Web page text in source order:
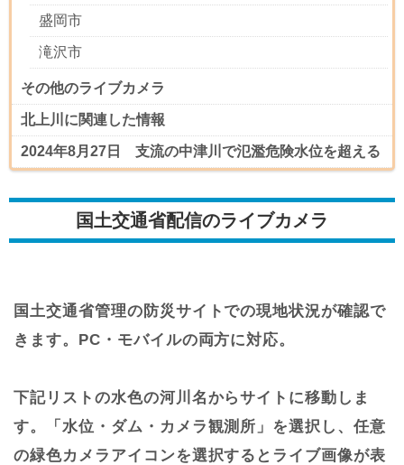
盛岡市
滝沢市
その他のライブカメラ
北上川に関連した情報
2024年8月27日 支流の中津川で氾濫危険水位を超える
国土交通省配信のライブカメラ
国土交通省管理の防災サイトでの現地状況が確認で
きます。PC・モバイルの両方に対応。
下記リストの水色の河川名からサイトに移動しま
す。「水位・ダム・カメラ観測所」を選択し、任意
の緑色カメラアイコンを選択するとライブ画像が表